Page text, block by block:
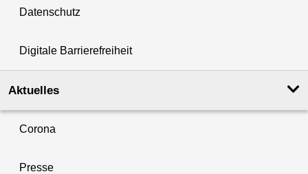
Datenschutz
Digitale Barrierefreiheit
Aktuelles
Corona
Presse